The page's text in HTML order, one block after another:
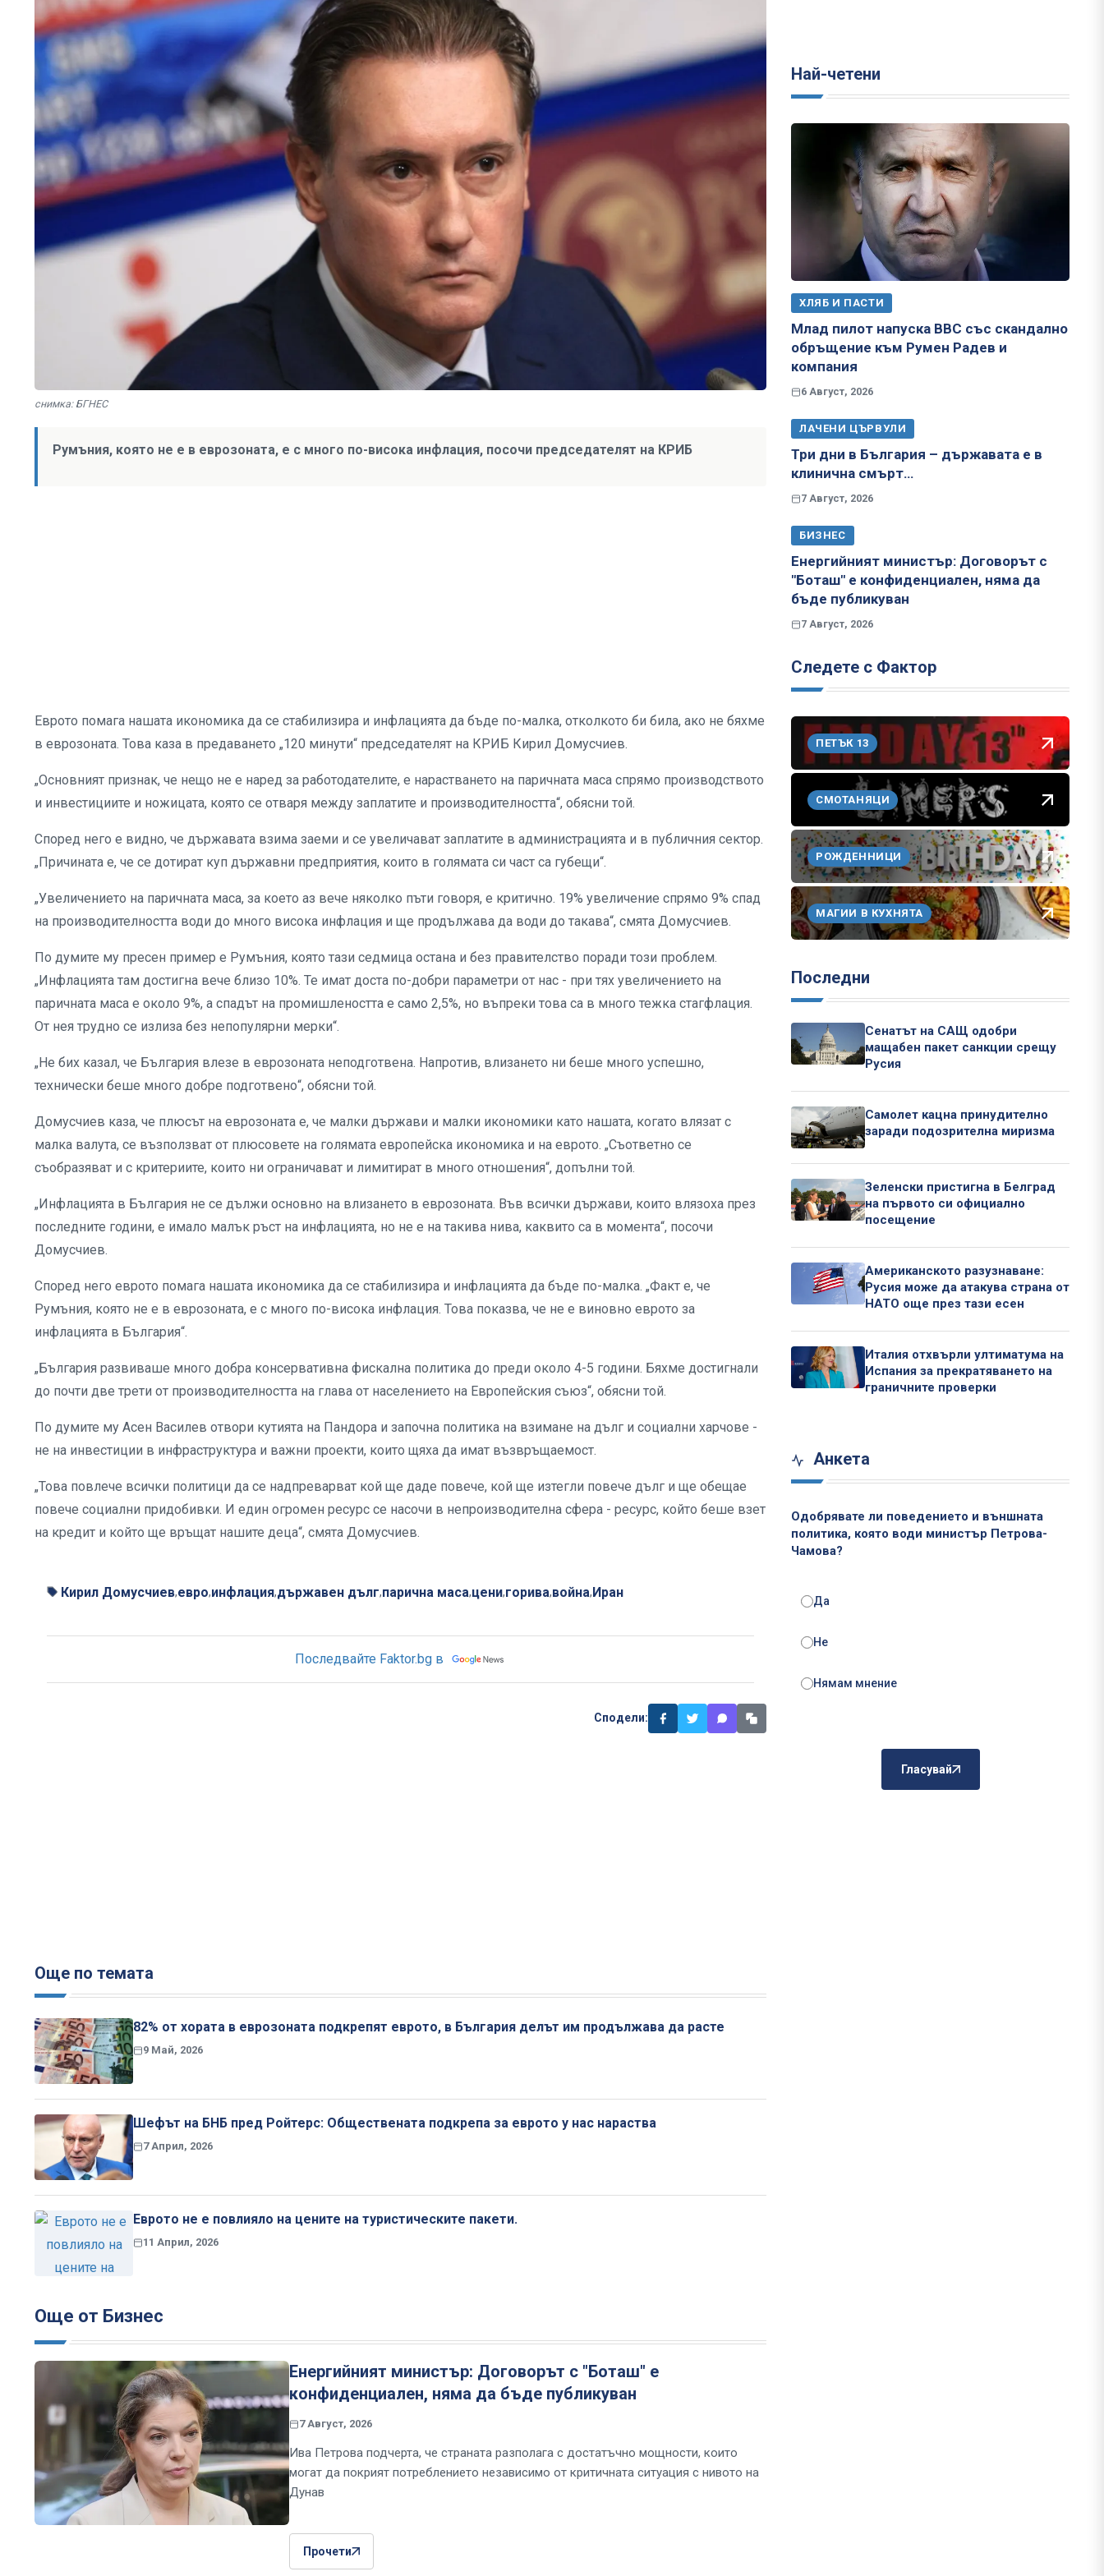
снимка: БГНЕС
Румъния, която не е в еврозоната, е с много по-висока инфлация, посочи председателят на КРИБ
Еврото помага нашата икономика да се стабилизира и инфлацията да бъде по-малка, отколкото би била, ако не бяхме
в еврозоната. Това каза в предаването „120 минути“ председателят на КРИБ Кирил Домусчиев.
„Основният признак, че нещо не е наред за работодателите, е нарастването на паричната маса спрямо производството
и инвестициите и ножицата, която се отваря между заплатите и производителността“, обясни той.
Според него е видно, че държавата взима заеми и се увеличават заплатите в администрацията и в публичния сектор.
„Причината е, че се дотират куп държавни предприятия, които в голямата си част са губещи“.
„Увеличението на паричната маса, за което аз вече няколко пъти говоря, е критично. 19% увеличение спрямо 9% спад
на производителността води до много висока инфлация и ще продължава да води до такава“, смята Домусчиев.
По думите му пресен пример е Румъния, която тази седмица остана и без правителство поради този проблем.
„Инфлацията там достигна вече близо 10%. Те имат доста по-добри параметри от нас - при тях увеличението на
паричната маса е около 9%, а спадът на промишлеността е само 2,5%, но въпреки това са в много тежка стагфлация.
От нея трудно се излиза без непопулярни мерки“.
„Не бих казал, че България влезе в еврозоната неподготвена. Напротив, влизането ни беше много успешно,
технически беше много добре подготвено“, обясни той.
Домусчиев каза, че плюсът на еврозоната е, че малки държави и малки икономики като нашата, когато влязат с
малка валута, се възползват от плюсовете на голямата европейска икономика и на еврото. „Съответно се
съобразяват и с критериите, които ни ограничават и лимитират в много отношения“, допълни той.
„Инфлацията в България не се дължи основно на влизането в еврозоната. Във всички държави, които влязоха през
последните години, е имало малък ръст на инфлацията, но не е на такива нива, каквито са в момента“, посочи
Домусчиев.
Според него еврото помага нашата икономика да се стабилизира и инфлацията да бъде по-малка. „Факт е, че
Румъния, която не е в еврозоната, е с много по-висока инфлация. Това показва, че не е виновно еврото за
инфлацията в България“.
„България развиваше много добра консервативна фискална политика до преди около 4-5 години. Бяхме достигнали
до почти две трети от производителността на глава от населението на Европейския съюз“, обясни той.
По думите му Асен Василев отвори кутията на Пандора и започна политика на взимане на дълг и социални харчове -
не на инвестиции в инфраструктура и важни проекти, които щяха да имат възвръщаемост.
„Това повлече всички политици да се надпреварват кой ще даде повече, кой ще изтегли повече дълг и ще обещае
повече социални придобивки. И един огромен ресурс се насочи в непроизводителна сфера - ресурс, който беше взет
на кредит и който ще връщат нашите деца“, смята Домусчиев.
Кирил Домусчиев,евро,инфлация,държавен дълг,парична маса,цени,горива,война,Иран
Последвайте Faktor.bg в
Сподели:
Още по темата
82% от хората в еврозоната подкрепят еврото, в България делът им продължава да расте
9 Май, 2026
Шефът на БНБ пред Ройтерс: Обществената подкрепа за еврото у нас нараства
7 Април, 2026
Еврото не е повлияло на цените на туристическите пакети.
11 Април, 2026
Още от Бизнес
Енергийният министър: Договорът с "Боташ" е
конфиденциален, няма да бъде публикуван
7 Август, 2026
Ива Петрова подчерта, че страната разполага с достатъчно мощности, които
могат да покрият потреблението независимо от критичната ситуация с нивото на
Дунав
Прочети
Най-четени
ХЛЯБ И ПАСТИ
Млад пилот напуска ВВС със скандално
обръщение към Румен Радев и
компания
6 Август, 2026
ЛАЧЕНИ ЦЪРВУЛИ
Три дни в България – държавата е в
клинична смърт…
7 Август, 2026
БИЗНЕС
Енергийният министър: Договорът с
"Боташ" е конфиденциален, няма да
бъде публикуван
7 Август, 2026
Следете с Фактор
ПЕТЪК 13
СМОТАНЯЦИ
РОЖДЕННИЦИ
МАГИИ В КУХНЯТА
Последни
Сенатът на САЩ одобри
мащабен пакет санкции срещу
Русия
Самолет кацна принудително
заради подозрителна миризма
Зеленски пристигна в Белград
на първото си официално
посещение
Американското разузнаване:
Русия може да атакува страна от
НАТО още през тази есен
Италия отхвърли ултиматума на
Испания за прекратяването на
граничните проверки
Анкета
Одобрявате ли поведението и външната
политика, която води министър Петрова-
Чамова?
Да
Не
Нямам мнение
Гласувай